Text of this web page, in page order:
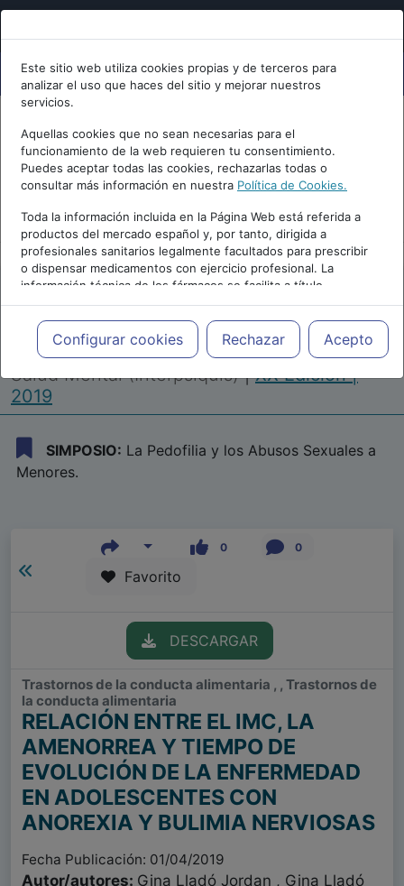
Este sitio web utiliza cookies propias y de terceros para
analizar el uso que haces del sitio y mejorar nuestros
servicios.
Aquellas cookies que no sean necesarias para el
funcionamiento de la web requieren tu consentimiento.
Puedes aceptar todas las cookies, rechazarlas todas o
consultar más información en nuestra Política de Cookies.
Toda la información incluida en la Página Web está referida a
productos del mercado español y, por tanto, dirigida a
profesionales sanitarios legalmente facultados para prescribir
o dispensar medicamentos con ejercicio profesional. La
información técnica de los fármacos se facilita a título
meramente informativo, siendo responsabilidad de los
profesionales facultados prescribir medicamentos y decidir, en
cada caso concreto, el tratamiento más adecuado a las
necesidades del paciente.
Configurar cookies Rechazar Acepto
Repositorio de Artículos |Congreso Virtual
Internacional de Psiquiatría, Psicología y
Salud Mental (Interpsiquis)|XX Edición |
2019
SIMPOSIO: La Pedofilia y los Abusos Sexuales a
Menores.
0 0
Favorito
DESCARGAR
Trastornos de la conducta alimentaria , , Trastornos de
la conducta alimentaria
RELACIÓN ENTRE EL IMC, LA
AMENORREA Y TIEMPO DE
EVOLUCIÓN DE LA ENFERMEDAD
EN ADOLESCENTES CON
ANOREXIA Y BULIMIA NERVIOSAS
Fecha Publicación: 01/04/2019
Autor/autores: Gina Lladó Jordan , Gina Lladó